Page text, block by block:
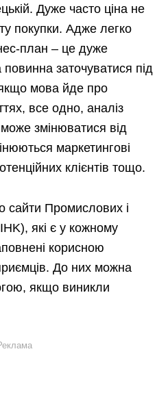
Дуже часто ціна не
покупки. Адже легко
план – це дуже
повинна заточуватися під
мова йде про
все одно, аналіз
може змінюватися від
маркетингові
клієнтів тощо.
сайти Промислових і
які є у кожному
корисною
До них можна
якщо виникли